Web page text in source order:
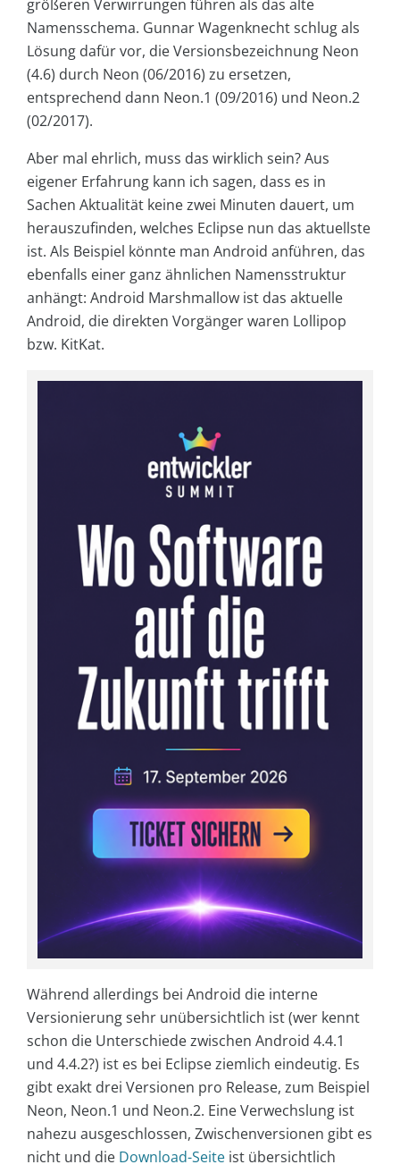
größeren Verwirrungen führen als das alte
Namensschema. Gunnar Wagenknecht schlug als
Lösung dafür vor, die Versionsbezeichnung Neon
(4.6) durch Neon (06/2016) zu ersetzen,
entsprechend dann Neon.1 (09/2016) und Neon.2
(02/2017).
Aber mal ehrlich, muss das wirklich sein? Aus
eigener Erfahrung kann ich sagen, dass es in
Sachen Aktualität keine zwei Minuten dauert, um
herauszufinden, welches Eclipse nun das aktuellste
ist. Als Beispiel könnte man Android anführen, das
ebenfalls einer ganz ähnlichen Namensstruktur
anhängt: Android Marshmallow ist das aktuelle
Android, die direkten Vorgänger waren Lollipop
bzw. KitKat.
Während allerdings bei Android die interne
Versionierung sehr unübersichtlich ist (wer kennt
schon die Unterschiede zwischen Android 4.4.1
und 4.4.2?) ist es bei Eclipse ziemlich eindeutig. Es
gibt exakt drei Versionen pro Release, zum Beispiel
Neon, Neon.1 und Neon.2. Eine Verwechslung ist
nahezu ausgeschlossen, Zwischenversionen gibt es
nicht und die Download-Seite ist übersichtlich